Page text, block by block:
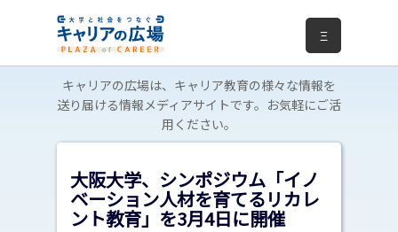
Ξ
キャリアの広場は、キャリア教育の様々な情報を
送り届ける情報メディアサイトです。お気軽にご活
用ください。
大阪大学、シンポジウム「イノ
ベーション人材を育てるリカレ
ント教育」を3月4日に開催